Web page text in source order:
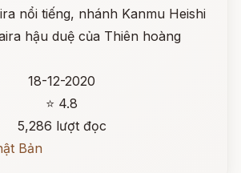
nổi tiếng, nhánh Kanmu Heishi
hậu duệ của Thiên hoàng
18-12-2020
⭐ 4.8
5,286 lượt đọc
Bản